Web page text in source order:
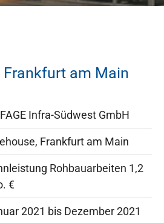
Frankfurt am Main
Infra-Südwest GmbH
Frankfurt am Main
Rohbauarbeiten 1,2
€
2021 bis Dezember 2021